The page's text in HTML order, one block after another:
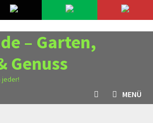
– Garten,
Genuss
jeder!
MENÜ